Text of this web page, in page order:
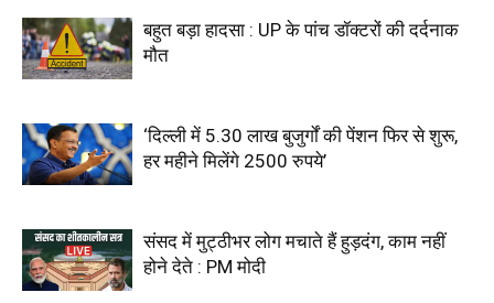
बहुत बड़ा हादसा : UP के पांच डॉक्टरों की दर्दनाक
मौत
‘दिल्ली में 5.30 लाख बुजुर्गों की पेंशन फिर से शुरू,
हर महीने मिलेंगे 2500 रुपये’
संसद में मुट्ठीभर लोग मचाते हैं हुड़दंग, काम नहीं
होने देते : PM मोदी